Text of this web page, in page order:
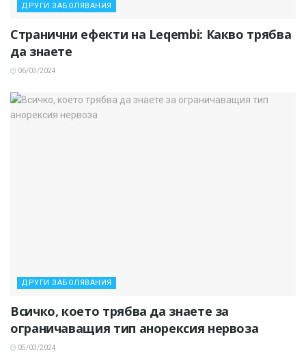
ДРУГИ ЗАБОЛЯВАНИЯ
Странични ефекти на Leqembi: Какво трябва
да знаете
06/03/2024
ДРУГИ ЗАБОЛЯВАНИЯ
Всичко, което трябва да знаете за
ограничаващия тип анорексия нервоза
05/03/2024